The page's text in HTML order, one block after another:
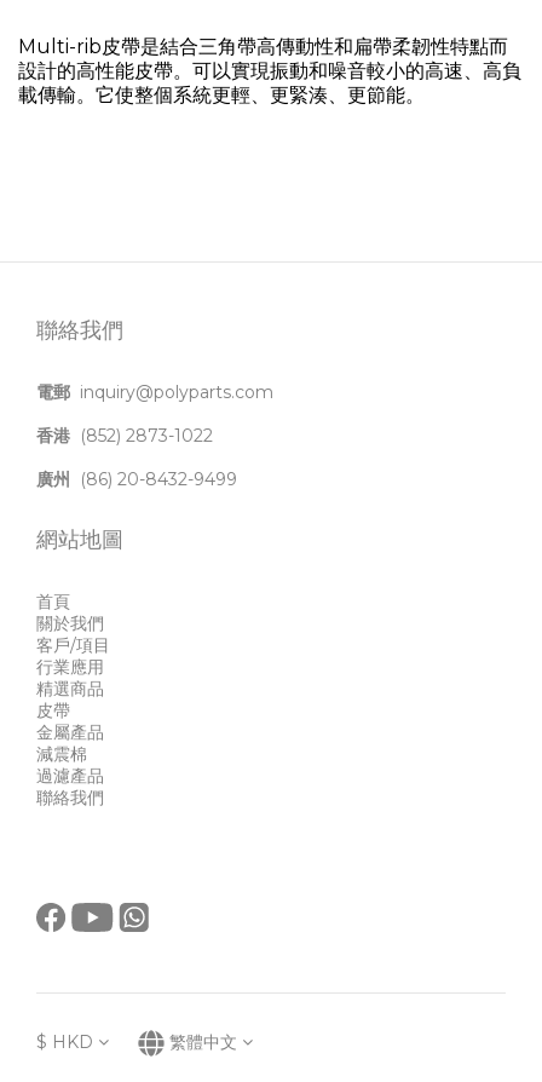
Multi-rib皮帶是結合三角帶高傳動性和扁帶柔韌性特點而
設計的高性能皮帶。可以實現振動和噪音較小的高速、高負
載傳輸。它使整個系統更輕、更緊湊、更節能。
聯絡我們
電郵 inquiry@polyparts.com
香港 (852) 2873-1022
廣州
(86) 20-8432-9499
網站地圖
首頁
關於我們
客戶/項目
行業應用
精選商品
皮帶
金屬產品
減震棉
過濾產品
聯絡我們
$ HKD 繁體中文